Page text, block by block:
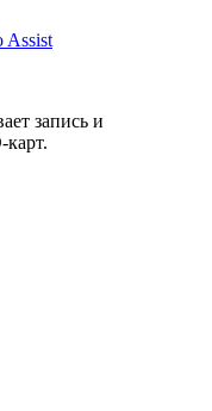
Assist
запись и